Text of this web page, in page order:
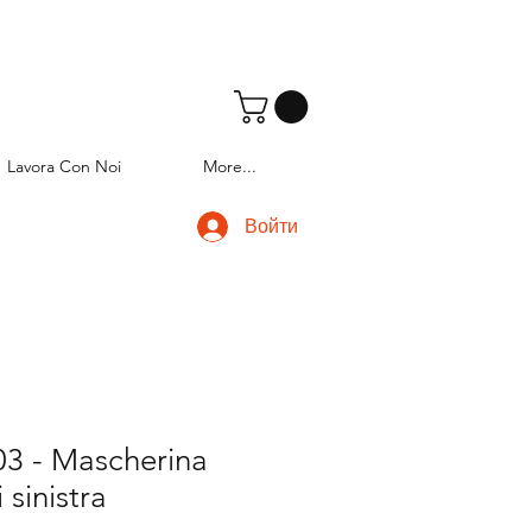
Lavora Con Noi More...
Войти
- Mascherina